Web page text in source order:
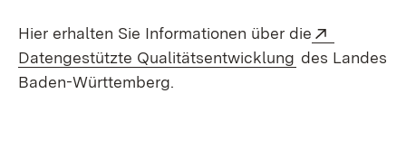
Hier erhalten Sie Informationen über die
Datengestützte Qualitätsentwicklung (Öffnet in
des Landes
Baden-Württemberg.